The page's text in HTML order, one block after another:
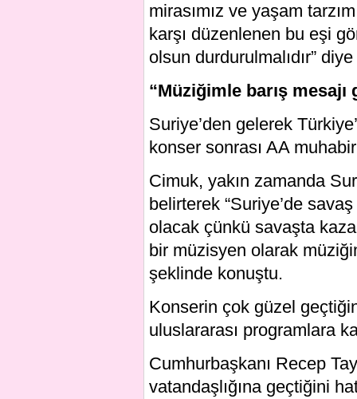
mirasımız ve yaşam
karşı düzenlenen bu eşi
olsun durdurulmalıdır”
“Müziğimle barış
Suriye’den gelerek
konser sonrası AA
Cimuk, yakın zamanda
belirterek “Suriye’de
olacak çünkü savaşta
bir müzisyen olarak
şeklinde konuştu.
Konserin çok güzel
uluslararası programlara
Cumhurbaşkanı Recep
vatandaşlığına geçtiğini